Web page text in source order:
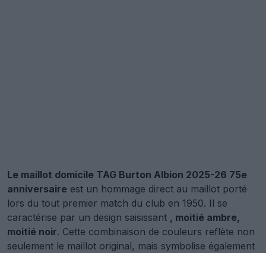
Le maillot domicile TAG Burton Albion 2025-26 75e
anniversaire est un hommage direct au maillot porté
lors du tout premier match du club en 1950. Il se
caractérise par un design saisissant , moitié ambre,
moitié noir. Cette combinaison de couleurs reflète non
seulement le maillot original, mais symbolise également